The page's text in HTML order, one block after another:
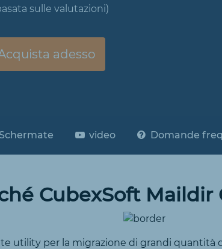
sulle valutazioni)
adesso
Schermate video Domande
CubexSoft Maildir
utility per la migrazione di grandi